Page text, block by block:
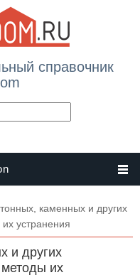
справочник
каменных и других
устранения
и других
методы их